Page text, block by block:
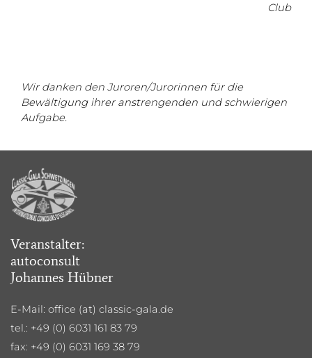
Club
Wir danken den Juroren/Jurorinnen für die
Bewältigung ihrer anstrengenden und schwierigen
Aufgabe.
Veranstalter:
autoconsult
Johannes Hübner
E-Mail: office (at) classic-gala.de
tel.: +49 (0) 6031 161 83 79
fax: +49 (0) 6031 169 38 79